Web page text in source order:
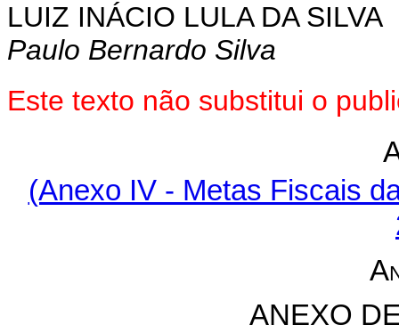
LUIZ INÁCIO LULA DA SILVA
Paulo Bernardo Silva
Este texto não substitui o
(Anexo IV - Metas Fiscais
ANEXO